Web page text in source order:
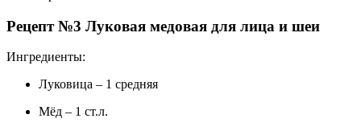
Рецепт №3 Луковая медовая для лица и шеи
Ингредиенты:
Луковица – 1 средняя
Мёд – 1 ст.л.